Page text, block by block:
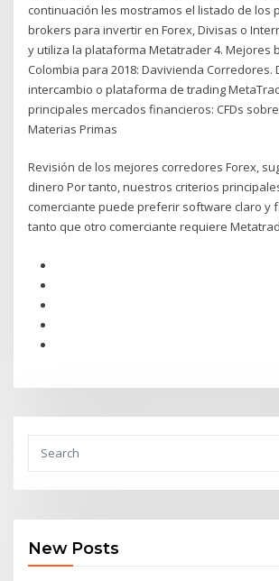
continuación les mostramos el listado de los
brokers para invertir en Forex, Divisas o
y utiliza la plataforma Metatrader 4. Mejores
Colombia para 2018: Davivienda Corredores.
intercambio o plataforma de trading
principales mercados financieros: CFDs
Materias Primas
Revisión de los mejores corredores Forex,
dinero Por tanto, nuestros criterios
comerciante puede preferir software claro y
tanto que otro comerciante requiere
New Posts